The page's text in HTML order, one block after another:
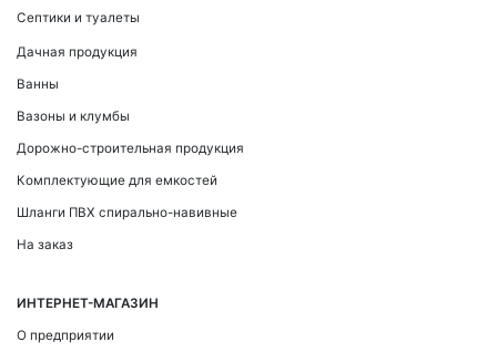
Септики и туалеты
Дачная продукция
Ванны
Вазоны и клумбы
Дорожно-строительная продукция
Комплектующие для емкостей
Шланги ПВХ спирально-навивные
На заказ
ИНТЕРНЕТ-МАГАЗИН
О предприятии